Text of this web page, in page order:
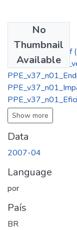
No
Thumbnail
Available
PPE_v37_n01.pdf
Show more
Data
2007-04
Language
por
País
BR